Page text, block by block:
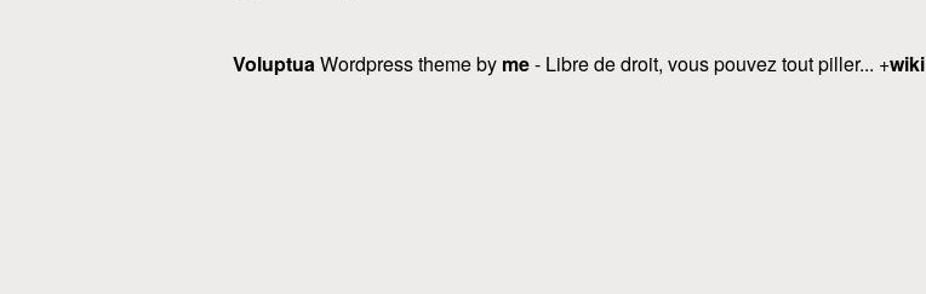
VoluptuaWordpress theme by me- Libre de droit, vous pouvez tout piller... +wiki